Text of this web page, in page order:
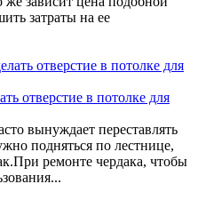
затраты на ее
отверстие в потолке для
вынуждает переставлять
подняться по лестнице,
ремонте чердака, чтобы